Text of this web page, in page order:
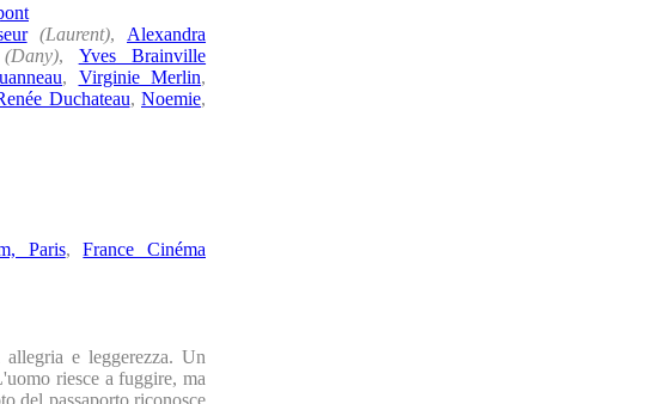
(Laurent), Alexandra
(Dany), Yves Brainville
, Virginie Merlin,
Duchateau, Noemie,
Paris,France Cinéma
e leggerezza. Un
riesce a fuggire, ma
del passaporto riconosce